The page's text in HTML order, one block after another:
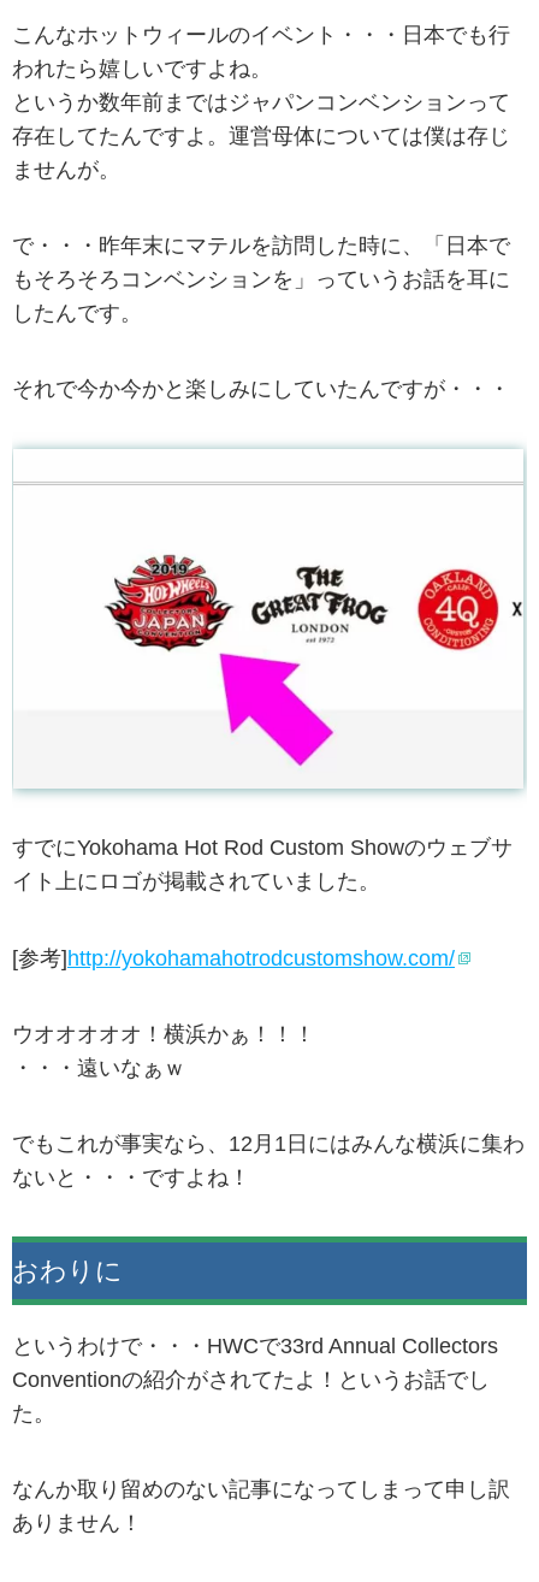
こんなホットウィールのイベント・・・日本でも行
われたら嬉しいですよね。
というか数年前まではジャパンコンベンションって
存在してたんですよ。運営母体については僕は存じ
ませんが。
で・・・昨年末にマテルを訪問した時に、「日本で
もそろそろコンベンションを」っていうお話を耳に
したんです。
それで今か今かと楽しみにしていたんですが・・・
すでにYokohama Hot Rod Custom Showのウェブサ
イト上にロゴが掲載されていました。
[参考]http://yokohamahotrodcustomshow.com/
ウオオオオオ！横浜かぁ！！！
・・・遠いなぁｗ
でもこれが事実なら、12月1日にはみんな横浜に集わ
ないと・・・ですよね！
おわりに
というわけで・・・HWCで33rd Annual Collectors
Conventionの紹介がされてたよ！というお話でし
た。
なんか取り留めのない記事になってしまって申し訳
ありません！